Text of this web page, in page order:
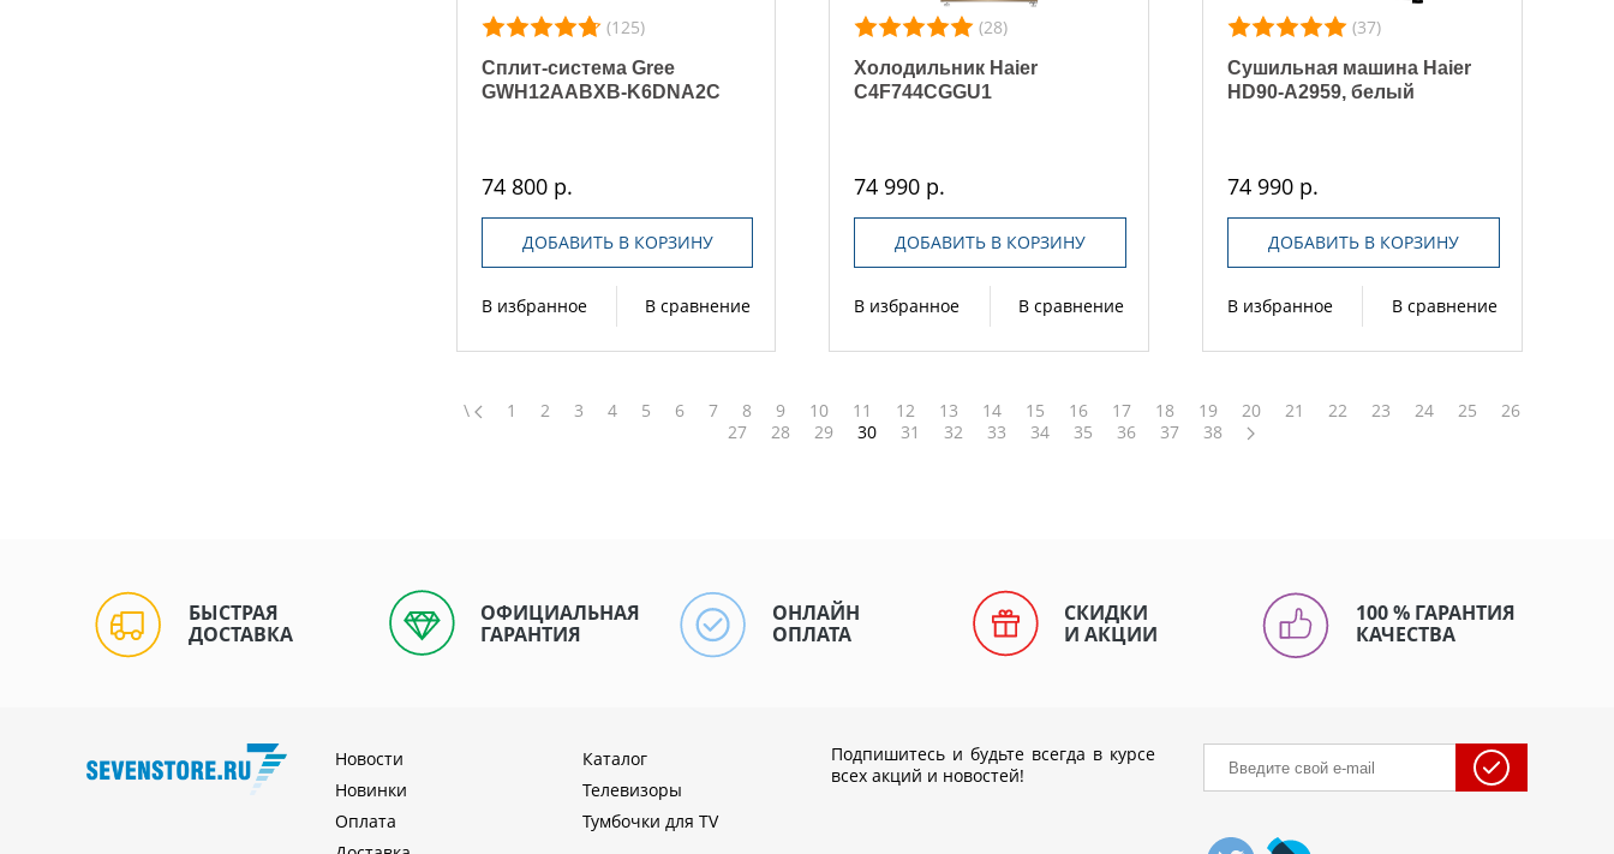
(125)
Сплит-система Gree
GWH12AABXB-K6DNA2C
74 800 р.
ДОБАВИТЬ В КОРЗИНУ
В избранное В сравнение
(28)
Холодильник Haier
C4F744CGGU1
74 990 р.
ДОБАВИТЬ В КОРЗИНУ
В избранное В сравнение
(37)
Сушильная машина Haier
HD90-A2959, белый
74 990 р.
ДОБАВИТЬ В КОРЗИНУ
В избранное В сравнение
\ 1 2 3 4 5 6 7 8 9 10 11 12 13 14 15 16 17 18 19 20 21 22 23 24 25
26
27
28 29 30 31 32 33 34 35 36 37 38
БЫСТРАЯ
ДОСТАВКА
ОФИЦИАЛЬНАЯ
ГАРАНТИЯ
ОНЛАЙН
ОПЛАТА
СКИДКИ
И АКЦИИ
100 % ГАРАНТИЯ
КАЧЕСТВА
Новости
Новинки
Оплата
Каталог
Телевизоры
Тумбочки для TV
Подпишитесь и будьте всегда в курсе
всех акций и новостей!